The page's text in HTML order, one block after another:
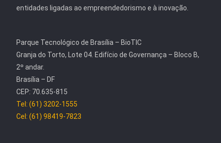
entidades ligadas ao empreendedorismo e à inovação.
Parque Tecnológico de Brasília – BioTIC
Granja do Torto, Lote 04. Edifício de Governança – Bloco B,
2º andar.
Brasília – DF
CEP: 70.635-815
Tel: (61) 3202-1555
Cel: (61) 98419-7823